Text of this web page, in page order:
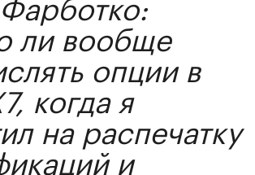
ли вообще
опции в
когда я
на распечатку
и